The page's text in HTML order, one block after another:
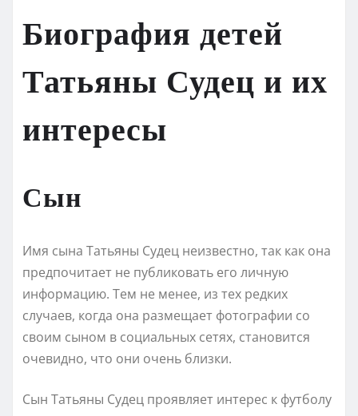
Биография детей
Татьяны Судец и их
интересы
Сын
Имя сына Татьяны Судец неизвестно, так как она
предпочитает не публиковать его личную
информацию. Тем не менее, из тех редких
случаев, когда она размещает фотографии со
своим сыном в социальных сетях, становится
очевидно, что они очень близки.
Сын Татьяны Судец проявляет интерес к футболу